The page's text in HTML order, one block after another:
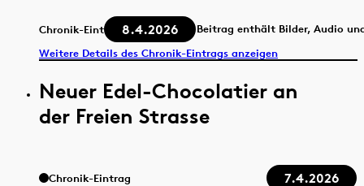
Chronik-Eintrag 8.4.2026
Beitrag enthält Bilder, Audio
Weitere Details des Chronik-Eintrags anzeigen
Neuer Edel-Chocolatier an
der Freien Strasse
Chronik-Eintrag 7.4.2026